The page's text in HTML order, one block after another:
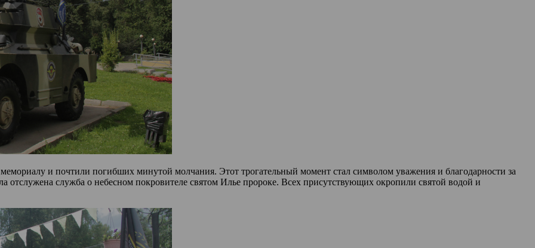
и почтили погибших минутой молчания. Этот трогательный момент стал символом уважения и благодарности за
отслужена служба о небесном покровителе святом Илье пророке. Всех присутствующих окропили святой водой и